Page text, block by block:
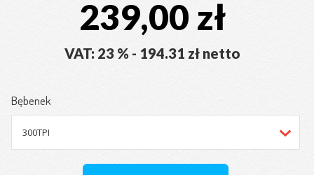
239,00 zł
VAT: 23 % - 194.31 zł netto
Bębenek